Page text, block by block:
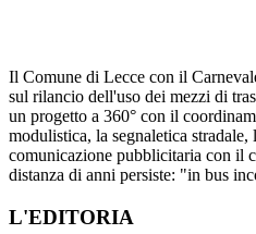
Il Comune di Lecce con il
sul rilancio dell'uso dei mezzi di
un progetto a 360° con il
modulistica, la segnaletica stradale,
comunicazione pubblicitaria con il
distanza di anni persiste: "in bus
L'EDITORIA